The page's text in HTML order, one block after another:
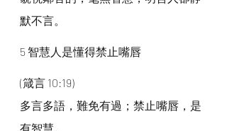
默不言。
5 智慧人是懂得禁止嘴唇
(箴言 10:19)
多言多語，難免有過；禁止嘴唇，是
有智慧。